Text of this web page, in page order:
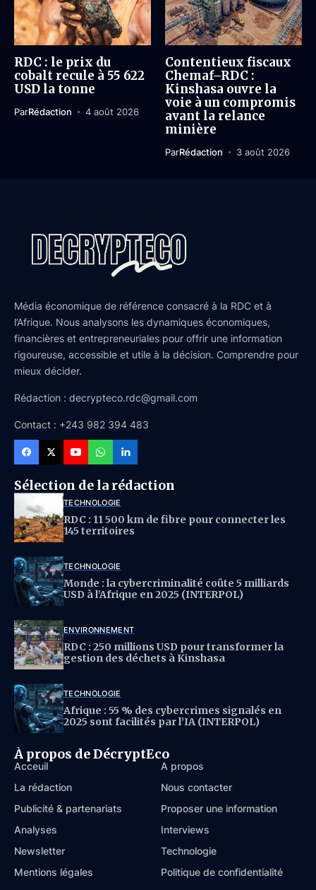
RDC : le prix du
cobalt recule à 55 622
USD la tonne
ParRédaction 4 août 2026
Contentieux fiscaux
Chemaf–RDC :
Kinshasa ouvre la
voie à un compromis
avant la relance
minière
ParRédaction 3 août 2026
Média économique de référence consacré à la RDC et à
l’Afrique. Nous analysons les dynamiques économiques,
financières et entrepreneuriales pour offrir une information
rigoureuse, accessible et utile à la décision. Comprendre pour
mieux décider.
Rédaction : decrypteco.rdc@gmail.com
Contact : +243 982 394 483
Sélection de la rédaction
TECHNOLOGIE
RDC : 11 500 km de fibre pour connecter les
145 territoires
TECHNOLOGIE
Monde : la cybercriminalité coûte 5 milliards
USD à l’Afrique en 2025 (INTERPOL)
ENVIRONNEMENT
RDC : 250 millions USD pour transformer la
gestion des déchets à Kinshasa
TECHNOLOGIE
Afrique : 55 % des cybercrimes signalés en
2025 sont facilités par l’IA (INTERPOL)
À propos de DécryptEco
Acceuil
À propos
La rédaction
Nous contacter
Publicité & partenariats
Proposer une information
Analyses
Interviews
Newsletter
Technologie
Mentions légales
Politique de confidentialité